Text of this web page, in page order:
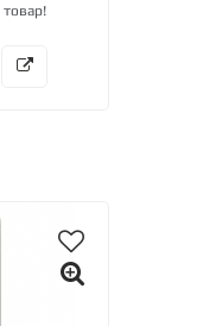
товар!